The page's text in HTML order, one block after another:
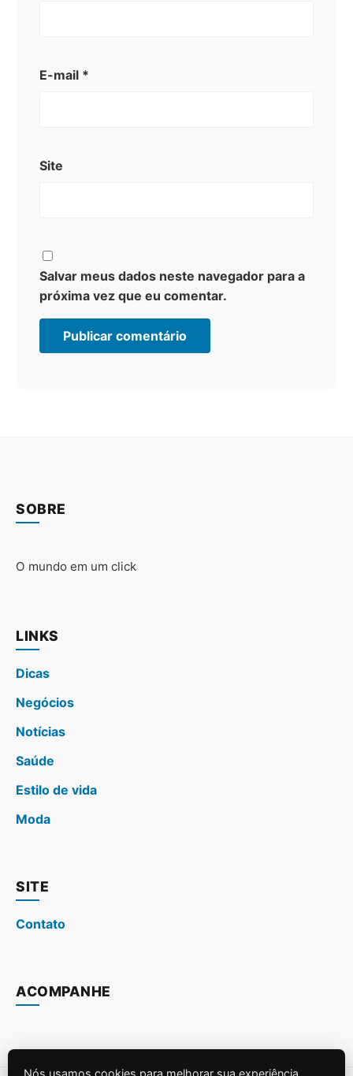
E-mail *
Site
Salvar meus dados neste navegador para a
próxima vez que eu comentar.
SOBRE
O mundo em um click
LINKS
Dicas
Negócios
Notícias
Saúde
Estilo de vida
Moda
SITE
Contato
ACOMPANHE
Nós usamos cookies para melhorar sua experiência